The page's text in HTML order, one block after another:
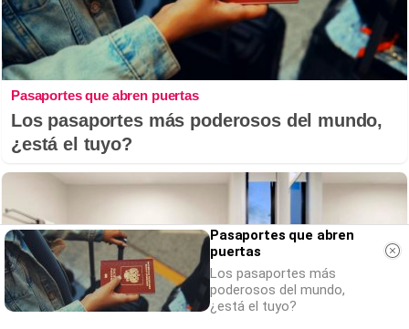
Pasaportes que abren puertas
Los pasaportes más poderosos del mundo,
¿está el tuyo?
Pasaportes que abren
puertas
Los pasaportes más
poderosos del mundo,
¿está el tuyo?